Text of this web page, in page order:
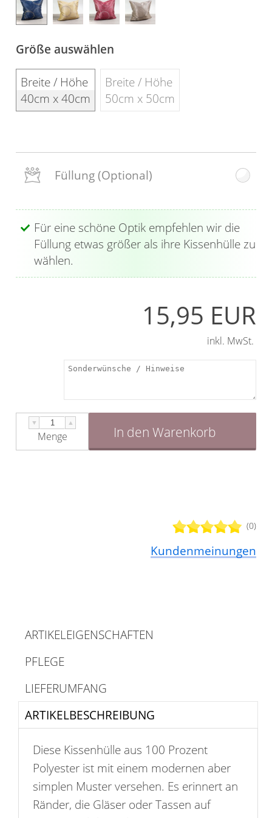
Gardinenstange
Stoffe
Panneaux
Größe auswählen
Breite / Höhe
40cm x 40cm
Breite / Höhe
50cm x 50cm
Füllung(Optional)
Für eine schöne Optik empfehlen wir die
Füllung etwas größer als ihre Kissenhülle zu
wählen.
(0)
Kundenmeinungen
15,95 EUR
inkl. MwSt.
▼ ▲
Menge In den Warenkorb
ARTIKELBESCHREIBUNG
ARTIKELEIGENSCHAFTEN
PFLEGE
LIEFERUMFANG
Diese Kissenhülle aus 100 Prozent
Polyester ist mit einem modernen aber
simplen Muster versehen. Es erinnert an
Ränder, die Gläser oder Tassen auf